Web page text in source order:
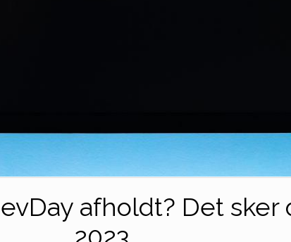
afholdt? Det